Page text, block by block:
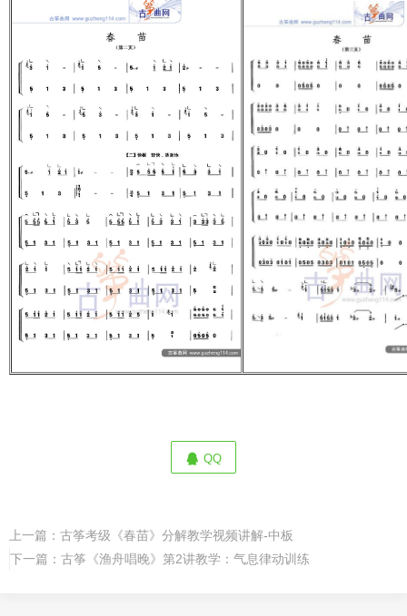
QQ
上一篇： 古筝考级《春苗》分解教学视频讲解-中板
下一篇： 古筝《渔舟唱晚》第2讲教学：气息律动训练